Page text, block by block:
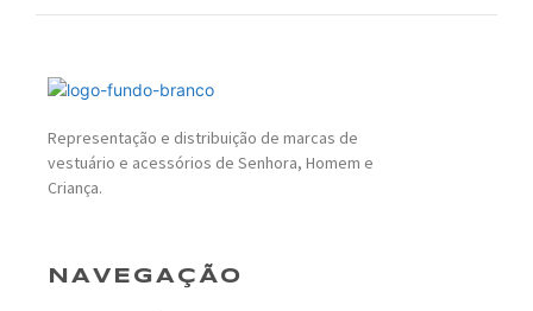
Representação e distribuição de marcas de
vestuário e acessórios de Senhora, Homem e
Criança.
NAVEGAÇÃO